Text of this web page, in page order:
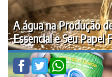
A água na Produção
Essencial e Seu Papel